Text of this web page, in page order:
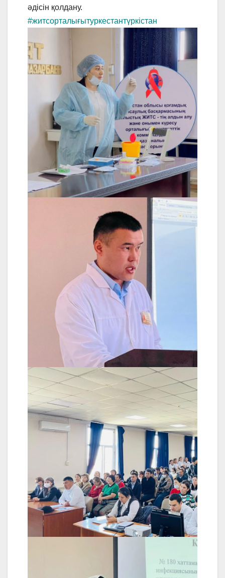
әдісін қолдану.
#житсорталығытуркестантүркістан